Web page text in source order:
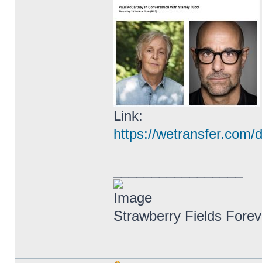
Link:
https://wetransfer.com/
Strawberry Fields